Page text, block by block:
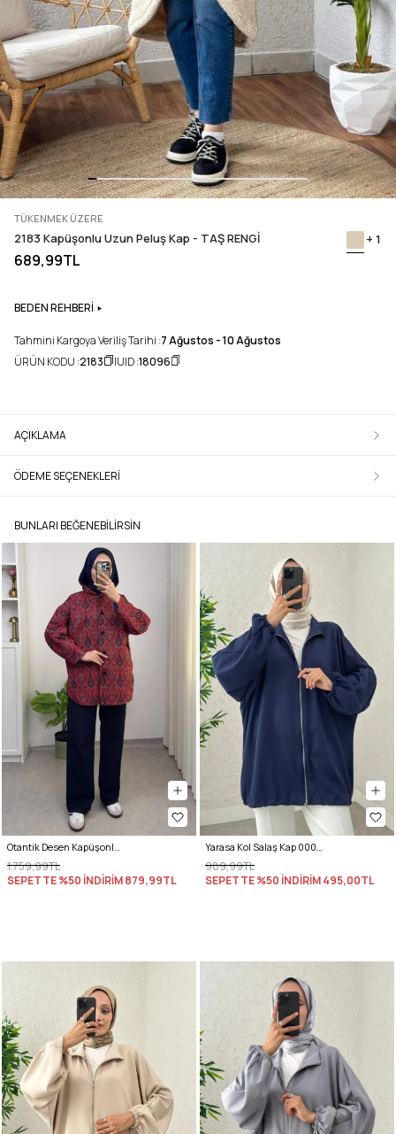
TÜKENMEK ÜZERE
2183 Kapüşonlu Uzun Peluş Kap - TAŞ RENGİ + 1
689,99TL
BEDEN REHBERİ
Tahmini Kargoya Veriliş Tarihi :7 Ağustos - 10 Ağustos
ÜRÜN KODU :2183 UID :18096
AÇIKLAMA
ÖDEME SEÇENEKLERI
BUNLARI BEĞENEBILIRSIN
Otantik Desen Kapüşonlu Kap 0046 - BORDO
1.759,99TL
SEPETTE %50 İNDİRİM879,99TL
Yarasa Kol Salaş Kap 0008 - LACİVERT
989,99TL
SEPETTE %50 İNDİRİM495,00TL